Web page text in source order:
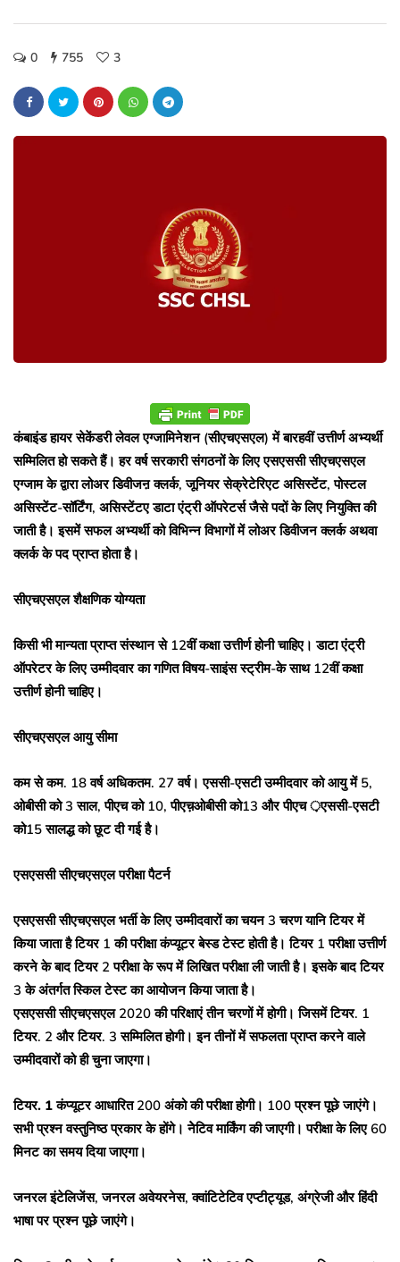
0 755 3
कंबाइंड हायर सेकेंडरी लेवल एग्जामिनेशन (सीएचएसएल) में बारहवीं उत्तीर्ण अभ्यर्थी
सम्मिलित हो सकते हैं। हर वर्ष सरकारी संगठनों के लिए एसएससी सीएचएसएल
एग्जाम के द्वारा लोअर डिवीजऩ क्लर्क, जूनियर सेक्रेटेरिएट असिस्टेंट, पोस्टल
असिस्टेंट-सॉर्टिंग, असिस्टेंटए डाटा एंट्री ऑपरेटर्स जैसे पदों के लिए नियुक्ति की
जाती है। इसमें सफल अभ्यर्थी को विभिन्न विभागों में लोअर डिवीजन क्लर्क अथवा
क्लर्क के पद प्राप्त होता है।
सीएचएसएल शैक्षणिक योग्यता
किसी भी मान्यता प्राप्त संस्थान से 12वीं कक्षा उत्तीर्ण होनी चाहिए। डाटा एंट्री
ऑपरेटर के लिए उम्मीदवार का गणित विषय-साइंस स्ट्रीम-के साथ 12वीं कक्षा
उत्तीर्ण होनी चाहिए।
सीएचएसएल आयु सीमा
कम से कम. 18 वर्ष अधिकतम. 27 वर्ष। एससी-एसटी उम्मीदवार को आयु में 5,
ओबीसी को 3 साल, पीएच को 10, पीएच़ओबीसी को13 और पीएच ़एससी-एसटी
को15 सालद्ध को छूट दी गई है।
एसएससी सीएचएसएल परीक्षा पैटर्न
एसएससी सीएचएसएल भर्ती के लिए उम्मीदवारों का चयन 3 चरण यानि टियर में
किया जाता है टियर 1 की परीक्षा कंप्यूटर बेस्ड टेस्ट होती है। टियर 1 परीक्षा उत्तीर्ण
करने के बाद टियर 2 परीक्षा के रूप में लिखित परीक्षा ली जाती है। इसके बाद टियर
3 के अंतर्गत स्किल टेस्ट का आयोजन किया जाता है।
एसएससी सीएचएसएल 2020 की परिक्षाएं तीन चरणों में होगी। जिसमें टियर. 1
टियर. 2 और टियर. 3 सम्मिलित होगी। इन तीनों में सफलता प्राप्त करने वाले
उम्मीदवारों को ही चुना जाएगा।
टियर. 1कंप्यूटर आधारित 200 अंको की परीक्षा होगी। 100 प्रश्न पूछे जाएंगे।
सभी प्रश्न वस्तुनिष्ठ प्रकार के होंगे। नेेटिव मार्किंग की जाएगी। परीक्षा के लिए 60
मिनट का समय दिया जाएगा।
जनरल इंटेलिजेंस, जनरल अवेयरनेस, क्वांटिटेटिव एप्टीट्यूड, अंग्रेजी और हिंदी
भाषा पर प्रश्न पूछे जाएंगे।